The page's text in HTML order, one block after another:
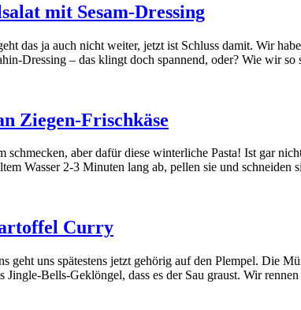
mit Sesam-Dressing
das ja auch nicht weiter, jetzt ist Schluss damit. Wir
Dressing – das klingt doch spannend, oder? Wie wir
Ziegen-Frischkäse
schmecken, aber dafür diese winterliche Pasta! Ist gar
Wasser 2-3 Minuten lang ab, pellen sie und
Curry
geht uns spätestens jetzt gehörig auf den Plempel.
Jingle-Bells-Geklöngel, dass es der Sau graust. Wir